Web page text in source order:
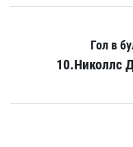
Гол в
10.Николлс